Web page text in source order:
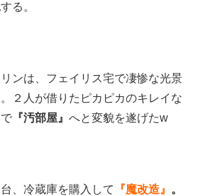
る。
ンは、フェイリス宅で凄惨な光景
２人が借りたピカピカのキレイな
『汚部屋』 へと変貌を遂げたw
、冷蔵庫を購入して 『魔改造』 。